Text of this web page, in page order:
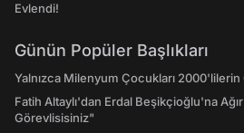
Evlendi!
Günün Popüler Başlıkları
Yalnızca Milenyum Çocukları
Fatih Altaylı'dan Erdal Beşikçioğlu'na
Görevlisisiniz"